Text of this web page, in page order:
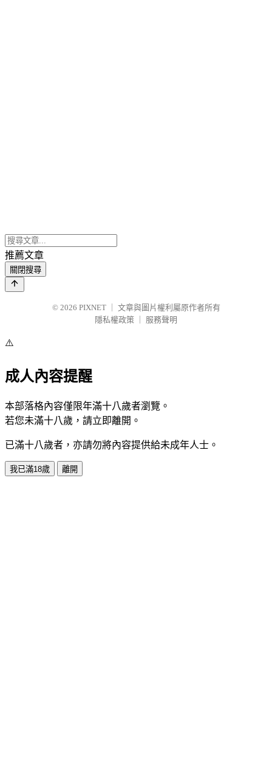
推薦文章
關閉搜尋
© 2026 PIXNET
文章與圖片權利屬原作者所有
隱私權政策
服務聲明
⚠️
成人內容提醒
本部落格內容僅限年滿十八歲者瀏覽。
若您未滿十八歲，請立即離開。
已滿十八歲者，亦請勿將內容提供給未成年人士。
我已滿18歲 離開